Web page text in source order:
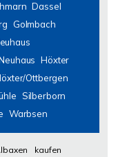
Dassel
Golmbach
Höxter
Ottbergen
Silberborn
Warbsen
kaufen